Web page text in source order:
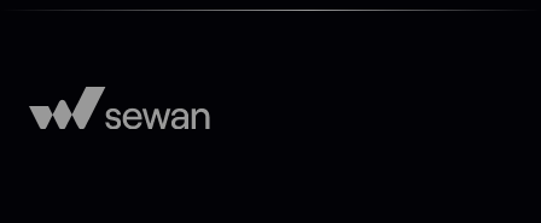
Exchange Online